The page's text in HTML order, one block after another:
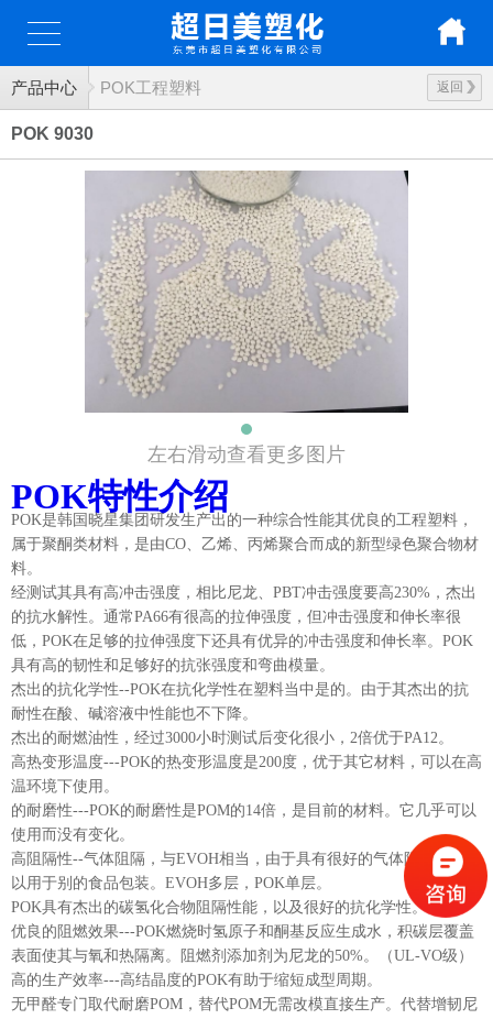
产品中心 返回
POK工程塑料
POK 9030
左右滑动查看更多图片
POK特性介绍
POK是韩国晓星集团研发生产出的一种综合性能其优良的工程塑料，
属于聚酮类材料，是由CO、乙烯、丙烯聚合而成的新型绿色聚合物材
料。
经测试其具有高冲击强度，相比尼龙、PBT冲击强度要高230%，杰出
的抗水解性。通常PA66有很高的拉伸强度，但冲击强度和伸长率很
低，POK在足够的拉伸强度下还具有优异的冲击强度和伸长率。POK
具有高的韧性和足够好的抗张强度和弯曲模量。
杰出的抗化学性--POK在抗化学性在塑料当中是的。由于其杰出的抗
耐性在酸、碱溶液中性能也不下降。
杰出的耐燃油性，经过3000小时测试后变化很小，2倍优于PA12。
高热变形温度---POK的热变形温度是200度，优于其它材料，可以在高
温环境下使用。
的耐磨性---POK的耐磨性是POM的14倍，是目前的材料。它几乎可以
使用而没有变化。
高阻隔性--气体阻隔，与EVOH相当，由于具有很好的气体阻隔性能可
以用于别的食品包装。EVOH多层，POK单层。
POK具有杰出的碳氢化合物阻隔性能，以及很好的抗化学性。
优良的阻燃效果---POK燃烧时氢原子和酮基反应生成水，积碳层覆盖
表面使其与氧和热隔离。阻燃剂添加剂为尼龙的50%。（UL-VO级）
高的生产效率---高结晶度的POK有助于缩短成型周期。
无甲醛专门取代耐磨POM，替代POM无需改模直接生产。代替增韧尼